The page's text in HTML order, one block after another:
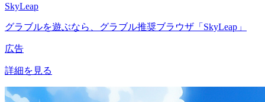
SkyLeap
グラブルを遊ぶなら、グラブル推奨ブラウザ「SkyLeap」
広告
詳細を見る